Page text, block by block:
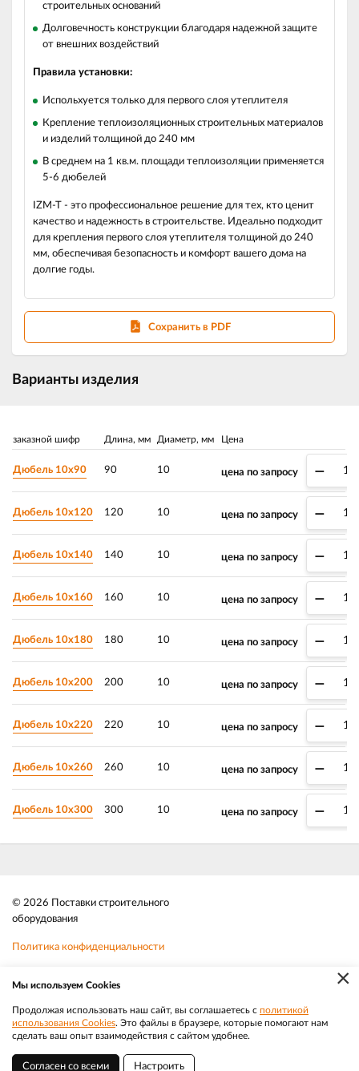
строительных оснований
Долговечность конструкции благодаря надежной защите
от внешних воздействий
Правила установки:
Испольхуется только для первого слоя утеплителя
Крепление теплоизоляционных строительных материалов
и изделий толщиной до 240 мм
В среднем на 1 кв.м. площади теплоизоляции применяется
5-6 дюбелей
IZM-T - это профессиональное решение для тех, кто ценит
качество и надежность в строительстве. Идеально подходит
для крепления первого слоя утеплителя толщиной до 240
мм, обеспечивая безопасность и комфорт вашего дома на
долгие годы.
Сохранить в PDF
Варианты изделия
заказной шифр Длина, мм Диаметр, мм Цена
Дюбель 10х90 90 10 цена по запросу –
Дюбель 10х120 120 10 цена по запросу –
Дюбель 10х140 140 10 цена по запросу –
Дюбель 10х160 160 10 цена по запросу –
Дюбель 10х180 180 10 цена по запросу –
Дюбель 10х200 200 10 цена по запросу –
Дюбель 10х220 220 10 цена по запросу –
Дюбель 10х260 260 10 цена по запросу –
Дюбель 10х300 300 10 цена по запросу –
© 2026 Поставки строительного
оборудования
Политика конфиденциальности
Телефон:8 (383) 202 1436
Электронная почта:sale@efacade.ru Разработка|Веб-аналитика
×
Мы используем Cookies
Продолжая использовать наш сайт, вы соглашаетесь с политикой
использования Cookies. Это файлы в браузере, которые помогают нам
сделать ваш опыт взаимодействия с сайтом удобнее.
Согласен со всеми Настроить